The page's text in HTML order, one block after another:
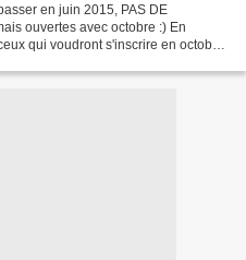
en juin 2015, PAS DE
ouvertes avec octobre :) En
qui voudront s'inscrire en octobre